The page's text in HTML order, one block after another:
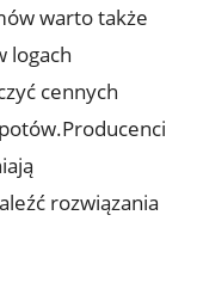
warto także
logach
cennych
rozwiązania